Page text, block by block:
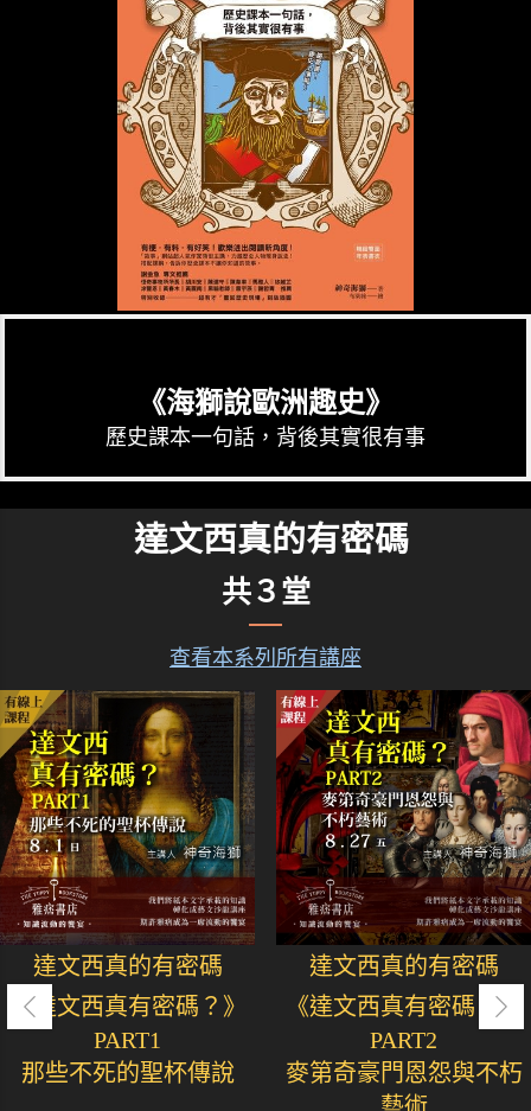
《海獅說歐洲趣史》
歷史課本一句話，背後其實很有事
達文西真的有密碼
共３堂
查看本系列所有講座
達文西真的有密碼
《達文西真有密碼？》
PART1
那些不死的聖杯傳說
達文西真的有密碼
《達文西真有密碼？》
PART2
麥第奇豪門恩怨與不朽